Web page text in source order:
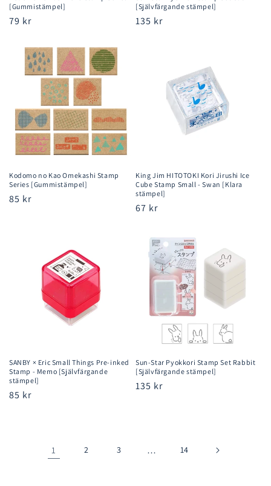
[Gummistämpel]
Ordinarie
79 kr
[Självfärgande stämpel]
Ordinarie
135 kr
Kodomo no Kao Omekashi Stamp
Series [Gummistämpel]
Ordinarie
85 kr
King Jim HITOTOKI Kori Jirushi Ice
Cube Stamp Small - Swan [Klara
stämpel]
Ordinarie
67 kr
SANBY × Eric Small Things Pre-inked
Stamp - Memo [Självfärgande
stämpel]
Ordinarie
85 kr
Sun-Star Pyokkori Stamp Set Rabbit
[Självfärgande stämpel]
Ordinarie
135 kr
1 2 3 … 14